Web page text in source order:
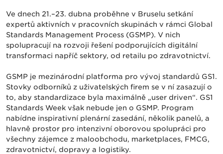
Ve dnech 21.–23. dubna proběhne v Bruselu setkání
expertů aktivních v pracovních skupinách v rámci Global
Standards Management Process (GSMP). V nich
spolupracují na rozvoji řešení podporujících digitální
transformaci napříč sektory, od retailu po zdravotnictví.
GSMP je mezinárodní platforma pro vývoj standardů GS1.
Stovky odborníků z uživatelských firem se v ní zasazují o
to, aby standardizace byla maximálně „user driven“. GS1
Standards Week však nebude jen o GSMP. Program
nabídne inspirativní plenární zasedání, několik panelů, a
hlavně prostor pro intenzivní oborovou spolupráci pro
všechny zájemce z maloobchodu, marketplaces, FMCG,
zdravotnictví, dopravy a logistiky.